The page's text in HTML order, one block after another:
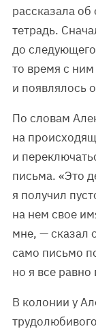
рассказала
тетрадь.
до
то время с ним
и появлялось
По словам
на
и
письма. «Это
я получил
на нем свое
мне, — сказал
само письмо
но я все равно
В колонии у